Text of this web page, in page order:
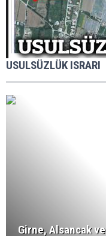
USULSÜZLÜK ISRARI
Girne, Alsancak ve